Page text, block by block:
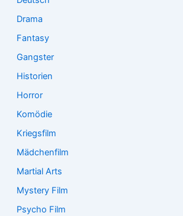
Drama
Fantasy
Gangster
Historien
Horror
Komödie
Kriegsfilm
Mädchenfilm
Martial Arts
Mystery Film
Psycho Film